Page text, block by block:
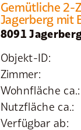
Gemütliche 2-
Jagerberg mit
8091
Objekt-ID:
Zimmer:
Wohnfläche ca.:
Nutzfläche ca.:
Verfügbar ab: